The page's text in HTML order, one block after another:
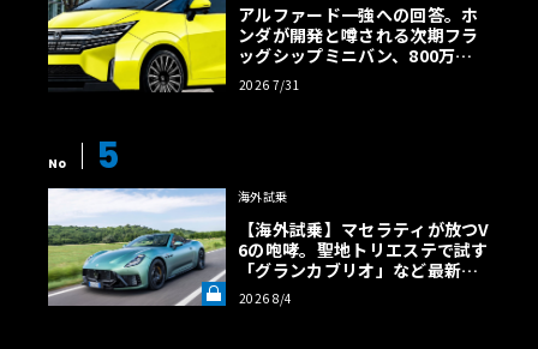
アルファード一強への回答。ホ
ンダが開発と噂される次期フラ
ッグシップミニバン、800万円
超の勝算【予想CG】
2026 7/31
No 5
海外試乗
【海外試乗】マセラティが放つV
6の咆哮。聖地トリエステで試す
「グランカブリオ」など最新ト
ロフェオ3台の官能評価《LE VO
LANT LAB》
2026 8/4